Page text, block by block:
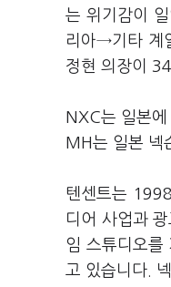
는 위기감이
리아→기타 계
정현 의장이
NXC는 일본
MH는 일본 넥
텐센트는
디어 사업과
임 스튜디오를
고 있습니다.